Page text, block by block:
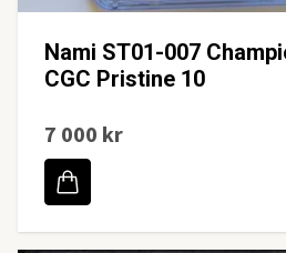
Nami ST01-007
CGC Pristine 10
7 000 kr